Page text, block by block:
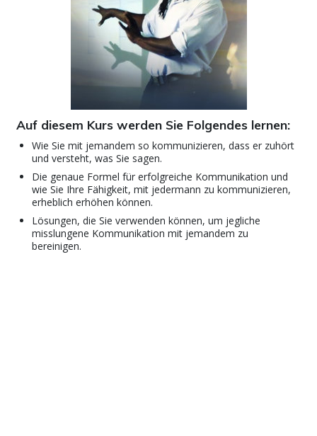
Auf diesem Kurs werden Sie Folgendes lernen:
Wie Sie mit jemandem so kommunizieren, dass er zuhört
und versteht, was Sie sagen.
Die genaue Formel für erfolgreiche Kommunikation und
wie Sie Ihre Fähigkeit, mit jedermann zu kommunizieren,
erheblich erhöhen können.
Lösungen, die Sie verwenden können, um jegliche
misslungene Kommunikation mit jemandem zu
bereinigen.